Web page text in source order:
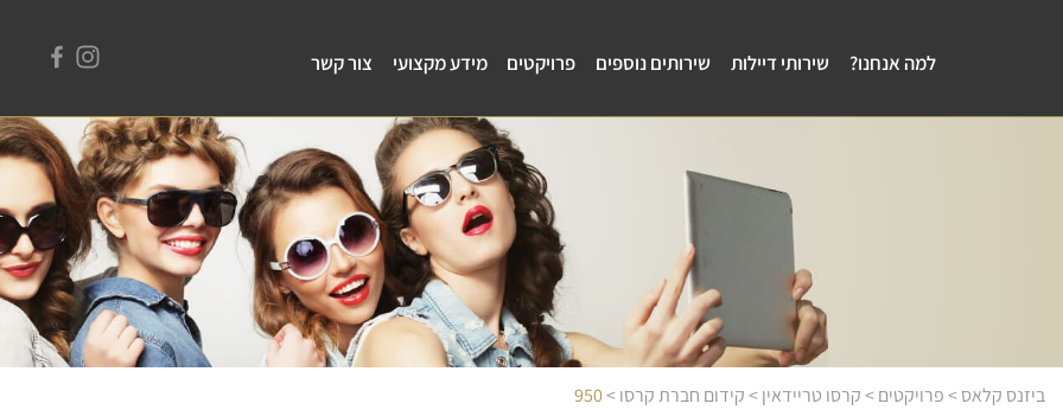
למה אנחנו? שירותי דיילות שירותים נוספים פרויקטים מידע מקצועי צור קשר
ביזנס קלאס>פרויקטים>קרסו טריידאין>קידום חברת קרסו>
950